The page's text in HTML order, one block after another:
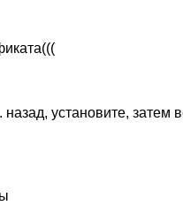
установите, затем